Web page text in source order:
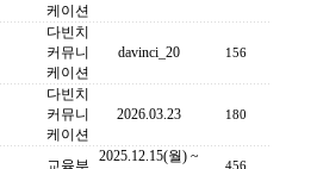
케이션
다빈치
커뮤니
케이션
davinci_20 156
다빈치
커뮤니
케이션
2026.03.23 180
교육부
2025.12.15(월) ~
456